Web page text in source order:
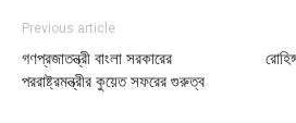
Previous article
গণপ্রজাতন্ত্রী বাংলা সরকারের
পররাষ্ট্রমন্ত্রীর কুয়েত সফরের গুরুত্ব